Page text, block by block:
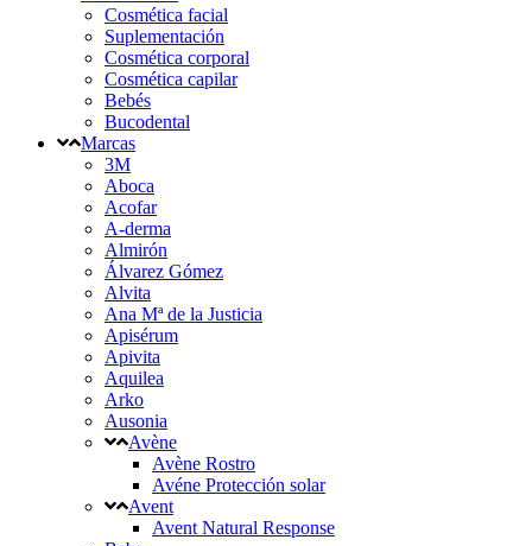
Cosmética facial
Suplementación
Cosmética corporal
Cosmética capilar
Bebés
Bucodental
Marcas
3M
Aboca
Acofar
A-derma
Almirón
Álvarez Gómez
Alvita
Ana Mª de la Justicia
Apisérum
Apivita
Aquilea
Arko
Ausonia
Avène
Avène Rostro
Avéne Protección solar
Avent
Avent Natural Response